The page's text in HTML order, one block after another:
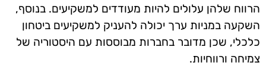
הרווח שלהן עלולים להיות מעודדים למשקיעים. בנוסף,
השקעה במניות ערך יכולה להעניק למשקיעים ביטחון
כלכלי, שכן מדובר בחברות מבוססות עם היסטוריה של
צמיחה ורווחיות.